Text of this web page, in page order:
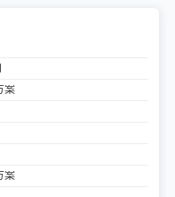
案
案